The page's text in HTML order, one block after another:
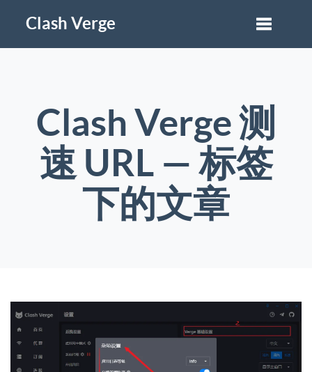
Clash Verge
Clash Verge 测
速 URL — 标签
下的文章